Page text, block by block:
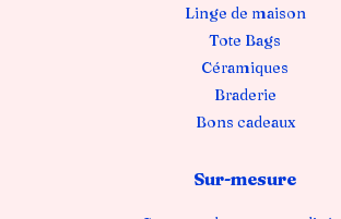
Linge de maison
Tote Bags
Céramiques
Braderie
Bons cadeaux
Sur-mesure